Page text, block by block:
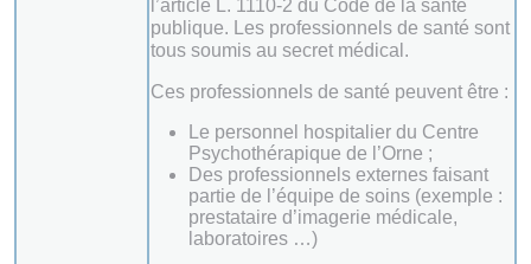
l’article L. 1110-2 du Code de la santé
publique. Les professionnels de santé sont
tous soumis au secret médical.
Ces professionnels de santé peuvent être :
Le personnel hospitalier du Centre
Psychothérapique de l’Orne ;
Des professionnels externes faisant
partie de l’équipe de soins (exemple :
prestataire d’imagerie médicale,
laboratoires …)